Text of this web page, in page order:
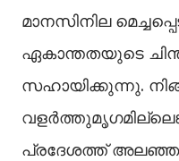
മാനസിനില
ഏകാന്തതയുടെ
സഹായിക്കുന്നു.
പ്രദേശത്ത്